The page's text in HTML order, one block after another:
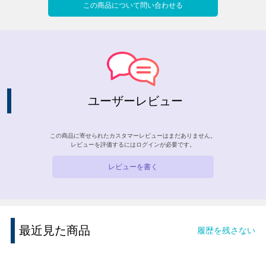
この商品について問い合わせる
ユーザーレビュー
この商品に寄せられたカスタマーレビューはまだありません。
レビューを評価するには ログインが必要です。
レビューを書く
最近見た商品 履歴を残さない